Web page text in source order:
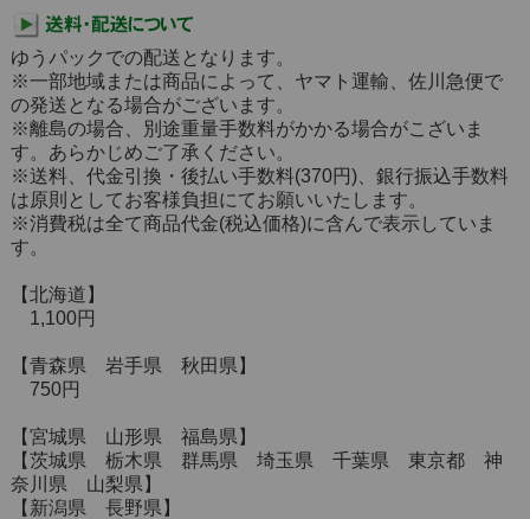
ゆうパックでの配送となります。
※一部地域または商品によって、ヤマト運輸、佐川急便で
の発送となる場合がございます。
※離島の場合、別途重量手数料がかかる場合がこざいま
す。あらかじめご了承ください。
※送料、代金引換・後払い手数料(370円)、銀行振込手数料
は原則としてお客様負担にてお願いいたします。
※消費税は全て商品代金(税込価格)に含んで表示していま
す。
【北海道】
1,100円
【青森県 岩手県 秋田県】
750円
【宮城県 山形県 福島県】
【茨城県 栃木県 群馬県 埼玉県 千葉県 東京都 神
奈川県 山梨県】
【新潟県 長野県】